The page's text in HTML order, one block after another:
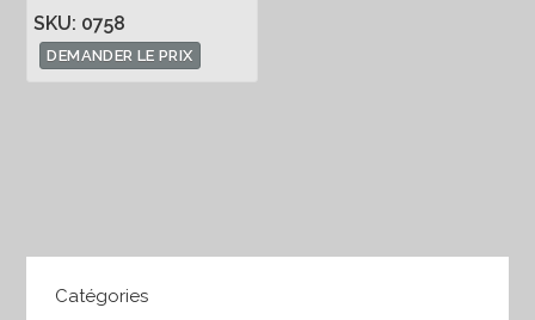
SKU: 0758
DEMANDER LE PRIX
Catégories